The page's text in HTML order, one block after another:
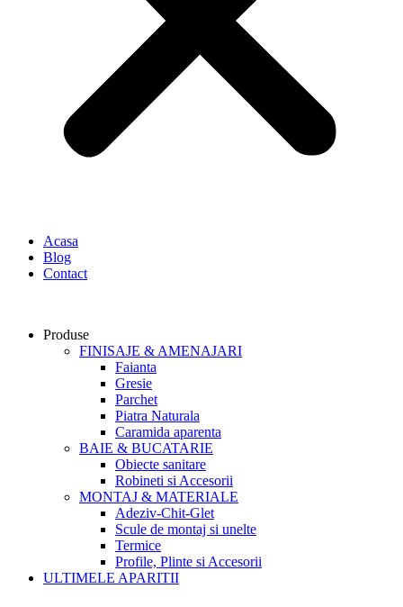
Acasa
Blog
Contact
Produse
FINISAJE & AMENAJARI
Faianta
Gresie
Parchet
Piatra Naturala
Caramida aparenta
BAIE & BUCATARIE
Obiecte sanitare
Robineti si Accesorii
MONTAJ & MATERIALE
Adeziv-Chit-Glet
Scule de montaj si unelte
Termice
Profile, Plinte si Accesorii
ULTIMELE APARITII